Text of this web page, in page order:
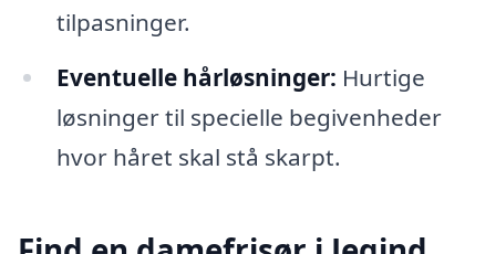
tilpasninger.
Eventuelle hårløsninger: Hurtige
løsninger til specielle begivenheder
hvor håret skal stå skarpt.